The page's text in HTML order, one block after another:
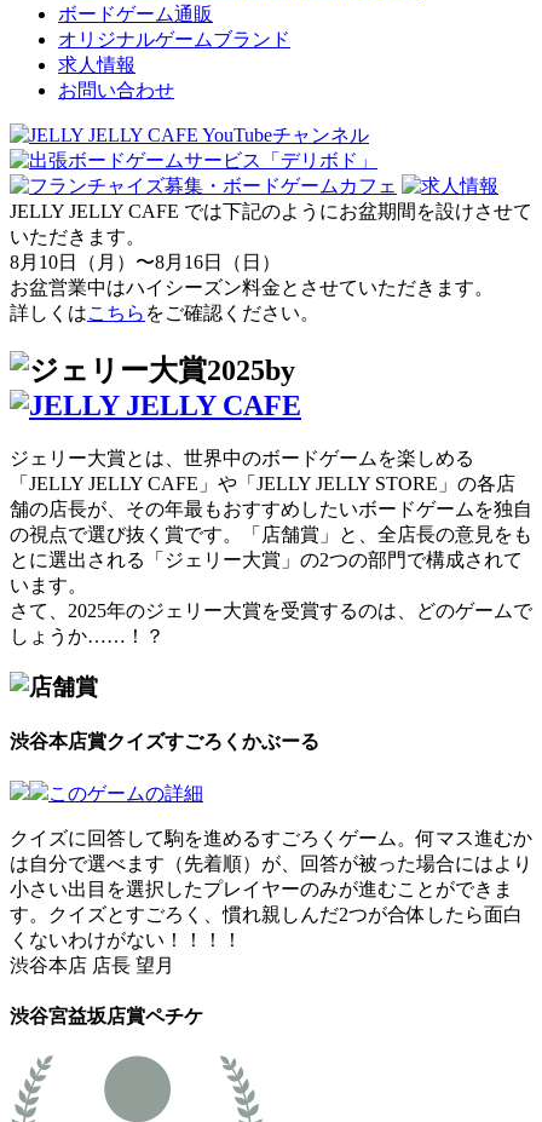
ボードゲーム通販
オリジナルゲームブランド
求人情報
お問い合わせ
JELLY JELLY CAFE では下記のようにお盆期間を設けさせて
いただきます。
8月10日（月）〜8月16日（日）
お盆営業中はハイシーズン料金とさせていただきます。
詳しくはこちら をご確認ください。
by
ジェリー大賞とは、世界中のボードゲームを楽しめる
「JELLY JELLY CAFE」や「JELLY JELLY STORE」の各店
舗の店長が、その年最もおすすめしたいボードゲームを独自
の視点で選び抜く賞です。「店舗賞」と、全店長の意見をも
とに選出される「ジェリー大賞」の2つの部門で構成されて
います。
さて、2025年のジェリー大賞を受賞するのは、どのゲームで
しょうか……！？
渋谷本店賞クイズすごろくかぶーる
このゲームの詳細
クイズに回答して駒を進めるすごろくゲーム。何マス進むか
は自分で選べます（先着順）が、回答が被った場合にはより
小さい出目を選択したプレイヤーのみが進むことができま
す。クイズとすごろく、慣れ親しんだ2つが合体したら面白
くないわけがない！！！！
渋谷本店 店長 望月
渋谷宮益坂店賞ペチケ